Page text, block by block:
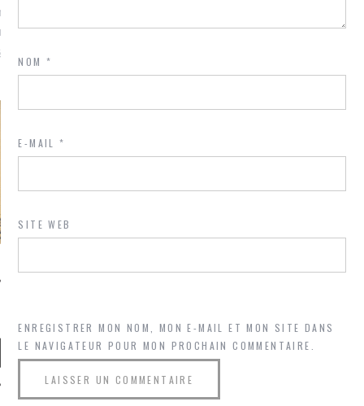
comment ? "
je ne parle presque que
NOM*
E-MAIL*
SITE WEB
ENREGISTRER MON NOM, MON E-MAIL ET MON SITE DANS
LE NAVIGATEUR POUR MON PROCHAIN COMMENTAIRE.